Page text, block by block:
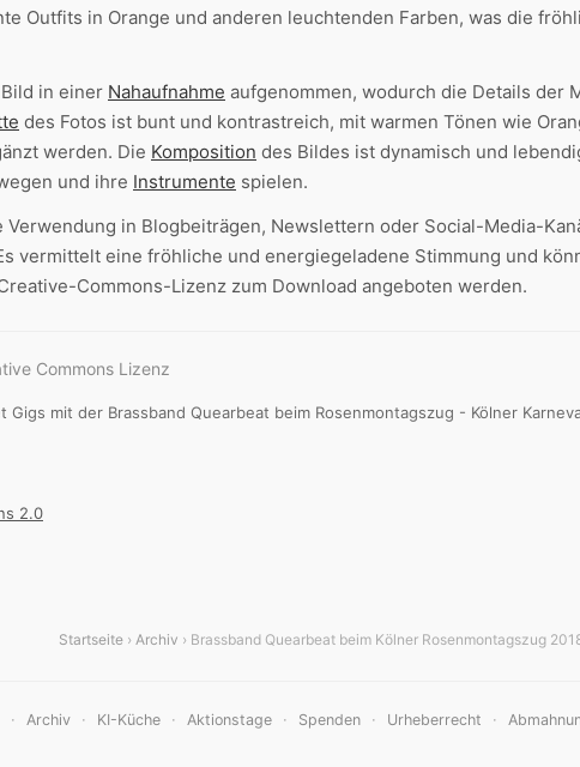
Outfits in Orange und anderen leuchtenden Farben, was die
in einer Nahaufnahme aufgenommen, wodurch die Details der
des Fotos ist bunt und kontrastreich, mit warmen Tönen wie
werden. Die Komposition des Bildes ist dynamisch und
und ihre Instrumente spielen.
Verwendung in Blogbeiträgen, Newslettern oder Social-Media-
vermittelt eine fröhliche und energiegeladene Stimmung und
Commons-Lizenz zum Download angeboten werden.
Commons Lizenz
Gigs mit der Brassband Quearbeat beim Rosenmontagszug - Kölner
2.0
Startseite › Archiv › Brassband Quearbeat beim Kölner Rosenmontagszug
· Archiv · KI-Küche · Aktionstage · Spenden · Urheberrecht ·